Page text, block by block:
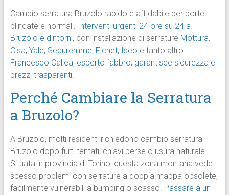
Cambio serratura Bruzolo rapido e affidabile per porte
blindate e normali. Interventi urgenti 24 ore su 24 a
Bruzolo e dintorni, con installazione di serrature Mottura,
Cisa, Yale, Securemme, Fichet, Iseo e tanto altro.
Francesco Callea, esperto fabbro, garantisce sicurezza e
prezzi trasparenti.
Perché Cambiare la Serratura
a Bruzolo?
A Bruzolo, molti residenti richiedono cambio serratura
Bruzolo dopo furti tentati, chiavi perse o usura naturale.
Situata in provincia di Torino, questa zona montana vede
spesso problemi con serrature a doppia mappa obsolete,
facilmente vulnerabili a bumping o scasso. Passare a un